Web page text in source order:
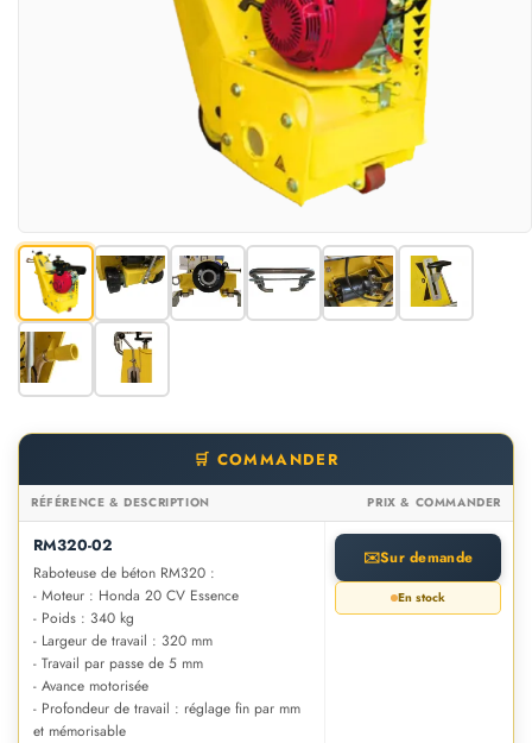
🛒 COMMANDER
RÉFÉRENCE & DESCRIPTION PRIX & COMMANDER
RM320-02
Raboteuse de béton RM320 :
- Moteur : Honda 20 CV Essence
- Poids : 340 kg
- Largeur de travail : 320 mm
- Travail par passe de 5 mm
- Avance motorisée
- Profondeur de travail : réglage fin par mm
et mémorisable
✉️Sur demande
En stock